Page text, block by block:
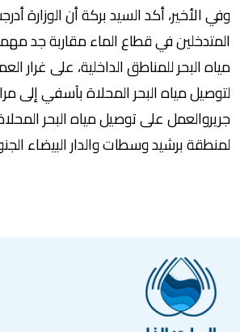
وفي الأخير، أكد السيد بركة أن الوزارة
المتدخلين في قطاع الماء مقاربة جد
مياه البحر للمناطق الداخلية، على غرار
لتوصيل مياه البحر المحلاة بآسفي إلى
جريروالعمل على توصيل مياه البحر
لمنطقة برشيد وسطات والدار البيضاء